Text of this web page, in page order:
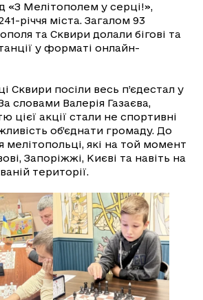
«З Мелітополем у серці!»,
річчя міста. Загалом 93
та Сквири долали бігові та
у форматі онлайн-
Сквири посіли весь п’єдестал у
словами Валерія Газаєва,
цієї акції стали не спортивні
об’єднати громаду. До
мелітопольці, які на той момент
Запоріжжі, Києві та навіть на
території.